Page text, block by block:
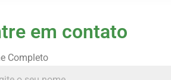
em contato
Completo